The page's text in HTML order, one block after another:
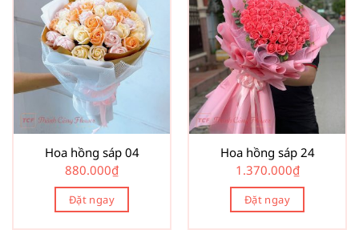
Hoa hồng sáp 04
880.000₫
Đặt ngay
Hoa hồng sáp 24
1.370.000₫
Đặt ngay